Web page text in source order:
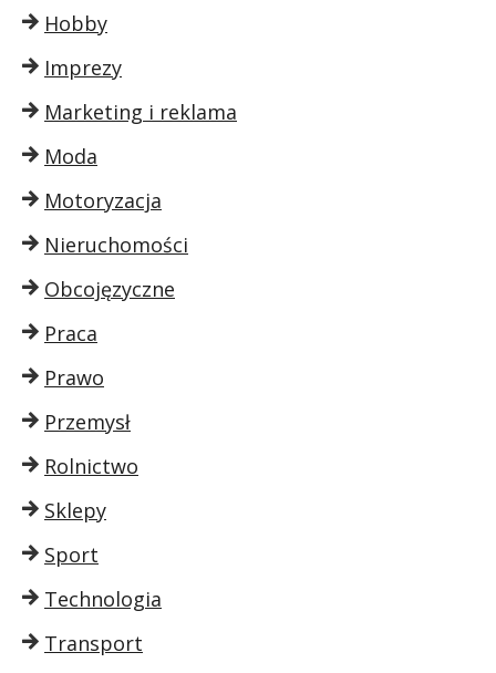
Hobby
Imprezy
Marketing i reklama
Moda
Motoryzacja
Nieruchomości
Obcojęzyczne
Praca
Prawo
Przemysł
Rolnictwo
Sklepy
Sport
Technologia
Transport